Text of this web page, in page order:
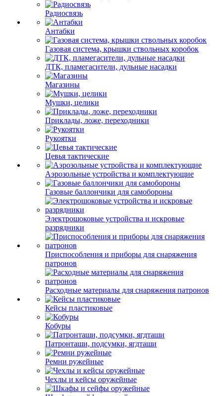
Радиосвязь
Антабки
Газовая система, крышки ствольных коробок
ДТК, пламегасители, дульные насадки
Магазины
Мушки, целики
Приклады, ложе, переходники
Рукоятки
Цевья тактические
Аэрозольные устройства и комплектующие
Газовые баллончики для самобороны
Электрошоковые устройства и искровые
разрядники
Приспособления и приборы для снаряжения
патронов
Расходные материалы для снаряжения патронов
Кейсы пластиковые
Кобуры
Патронташи, подсумки, ягдташи
Ремни ружейные
Чехлы и кейсы оружейные